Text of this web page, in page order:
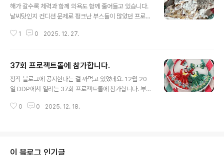
해가 갈수록 체력과 함께 의욕도 함께 줄어들고 있습니다.
날씨탓인지 컨디션 문제로 펑크난 부스들이 많았던 프로젝
고 나니 올해가 한손에 꼽힐 정도로 밖에 안남았네요. 비상
가 생기면 그때 대처를 하는 것으로.만에 하나 새로운 계정
을 만들게 되면 블로그에서부터 다른 모든 SNS들에 소리
치고 다니겠습니다. 일단 사진은 12월 되자마자 사서 숙성
렇게 분당투성이가. 명절음식으로 피자. 딤섬. 그리고 어쩌
1 0 2025. 12. 27.
37회 프로젝트돌에 참가합니다.
정작 블로그에 공지한다는 걸 까먹고 있었네요. 12월 20
일 DDP에서 열리는 37회 프로젝트돌에 참가합니다. 부스
cm 솜인형용 프린트 드레스들을 들고갑니다. 홀리데이 드
0 0 2025. 12. 18.
이 블로그 인기글